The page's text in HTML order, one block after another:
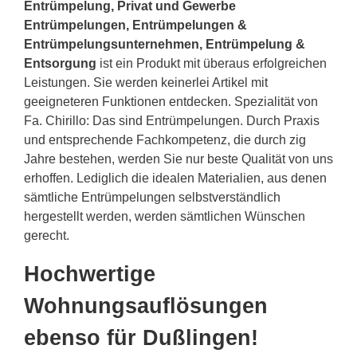
Entrümpelung, Privat und Gewerbe
Entrümpelungen, Entrümpelungen &
Entrümpelungsunternehmen, Entrümpelung &
Entsorgung ist ein Produkt mit überaus erfolgreichen
Leistungen. Sie werden keinerlei Artikel mit
geeigneteren Funktionen entdecken. Spezialität von
Fa. Chirillo: Das sind Entrümpelungen. Durch Praxis
und entsprechende Fachkompetenz, die durch zig
Jahre bestehen, werden Sie nur beste Qualität von uns
erhoffen. Lediglich die idealen Materialien, aus denen
sämtliche Entrümpelungen selbstverständlich
hergestellt werden, werden sämtlichen Wünschen
gerecht.
Hochwertige
Wohnungsauflösungen
ebenso für Dußlingen!